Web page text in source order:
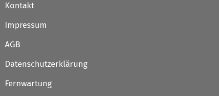
Kontakt
Impressum
AGB
Datenschutzerklärung
Fernwartung